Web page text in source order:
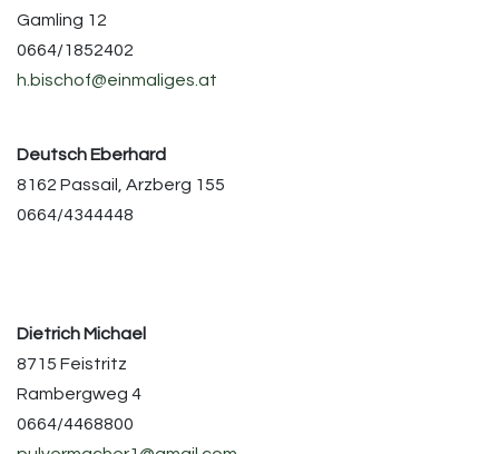
Gamling 12
0664/1852402
h.bischof@einmaliges.at
Deutsch Eberhard
8162 Passail, Arzberg 155
0664/4344448
Dietrich Michael
8715 Feistritz
Rambergweg 4
0664/4468800